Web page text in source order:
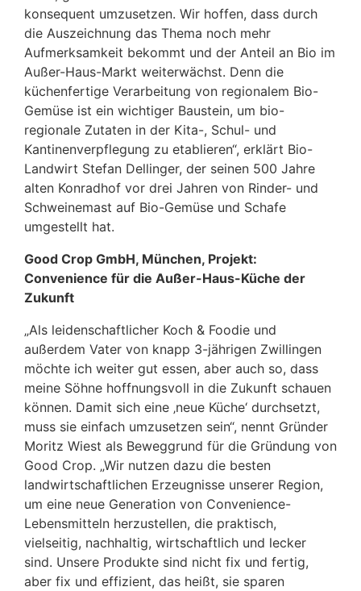
konsequent umzusetzen. Wir hoffen, dass durch
die Auszeichnung das Thema noch mehr
Aufmerksamkeit bekommt und der Anteil an Bio im
Außer-Haus-Markt weiterwächst. Denn die
küchenfertige Verarbeitung von regionalem Bio-
Gemüse ist ein wichtiger Baustein, um bio-
regionale Zutaten in der Kita-, Schul- und
Kantinenverpflegung zu etablieren“, erklärt Bio-
Landwirt Stefan Dellinger, der seinen 500 Jahre
alten Konradhof vor drei Jahren von Rinder- und
Schweinemast auf Bio-Gemüse und Schafe
umgestellt hat.
Good Crop GmbH, München, Projekt:
Convenience für die Außer-Haus-Küche der
Zukunft
„Als leidenschaftlicher Koch & Foodie und
außerdem Vater von knapp 3-jährigen Zwillingen
möchte ich weiter gut essen, aber auch so, dass
meine Söhne hoffnungsvoll in die Zukunft schauen
können. Damit sich eine ‚neue Küche‘ durchsetzt,
muss sie einfach umzusetzen sein“, nennt Gründer
Moritz Wiest als Beweggrund für die Gründung von
Good Crop. „Wir nutzen dazu die besten
landwirtschaftlichen Erzeugnisse unserer Region,
um eine neue Generation von Convenience-
Lebensmitteln herzustellen, die praktisch,
vielseitig, nachhaltig, wirtschaftlich und lecker
sind. Unsere Produkte sind nicht fix und fertig,
aber fix und effizient, das heißt, sie sparen